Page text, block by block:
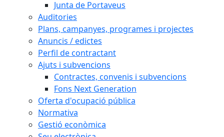
Junta de Portaveus
Auditories
Plans, campanyes, programes i projectes
Anuncis / edictes
Perfil de contractant
Ajuts i subvencions
Contractes, convenis i subvencions
Fons Next Generation
Oferta d'ocupació pública
Normativa
Gestió econòmica